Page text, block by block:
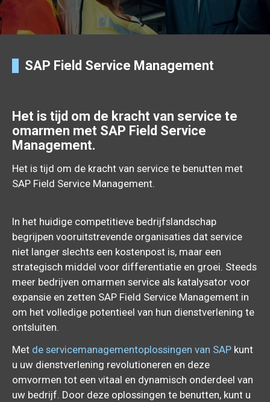
SAP Field Service Management
Het is tijd om de kracht van service te
omarmen met SAP Field Service
Management.
Het is tijd om de kracht van service te benutten met
SAP Field Service Management.
In het huidige competitieve bedrijfslandschap
begrijpen vooruitstrevende organisaties dat service
niet langer slechts een kostenpost is, maar een
strategisch middel voor differentiatie en groei. Steeds
meer bedrijven omarmen service als katalysator voor
expansie en zetten SAP Field Service Management in
om het volledige potentieel van hun dienstverlening te
ontsluiten.
Met de servicemanagementoplossingen van SAP kunt
u uw dienstverlening revolutioneren en deze
omvormen tot een vitaal en dynamisch onderdeel van
uw bedrijf. Door deze oplossingen te benutten, kunt u